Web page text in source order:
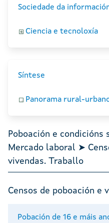
Sociedade da
Ciencia e tecnoloxía
Síntese
Panorama rural-
Poboación e
Mercado laboral ➤
vivendas. Traballo
Censos de poboación e
Pobación de 16 e máis